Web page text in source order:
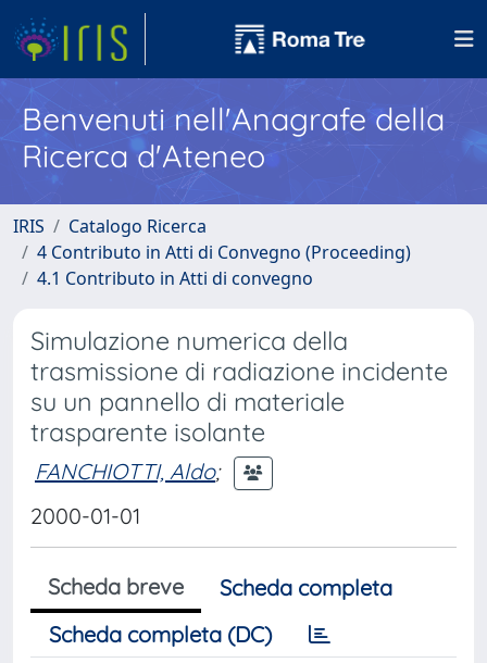
Benvenuti nell'Anagrafe della
Ricerca d'Ateneo
IRIS
Catalogo Ricerca
4 Contributo in Atti di Convegno (Proceeding)
4.1 Contributo in Atti di convegno
Simulazione numerica della
trasmissione di radiazione incidente
su un pannello di materiale
trasparente isolante
FANCHIOTTI, Aldo;
2000-01-01
Scheda breve
Scheda completa
Scheda completa (DC)